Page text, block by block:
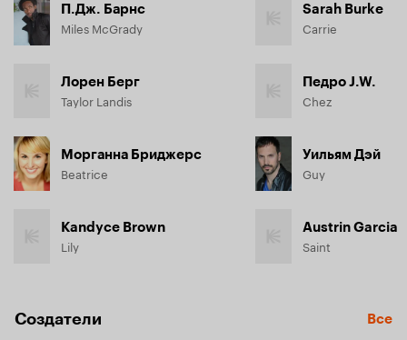
П.Дж. Барнс
Miles McGrady
Лорен Берг
Taylor Landis
Морганна Бриджерс
Beatrice
Kandyce Brown
Lily
Sarah Burke
Carrie
Педро J.W.
Chez
Уильям Дэй
Guy
Austrin Garcia
Saint
Создатели Все